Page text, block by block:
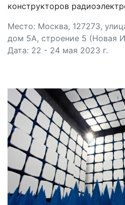
конструкторов
Место: Москва, 127273,
дом 5А, строение 5 (Новая
Дата: 22 - 24 мая 2023 г.